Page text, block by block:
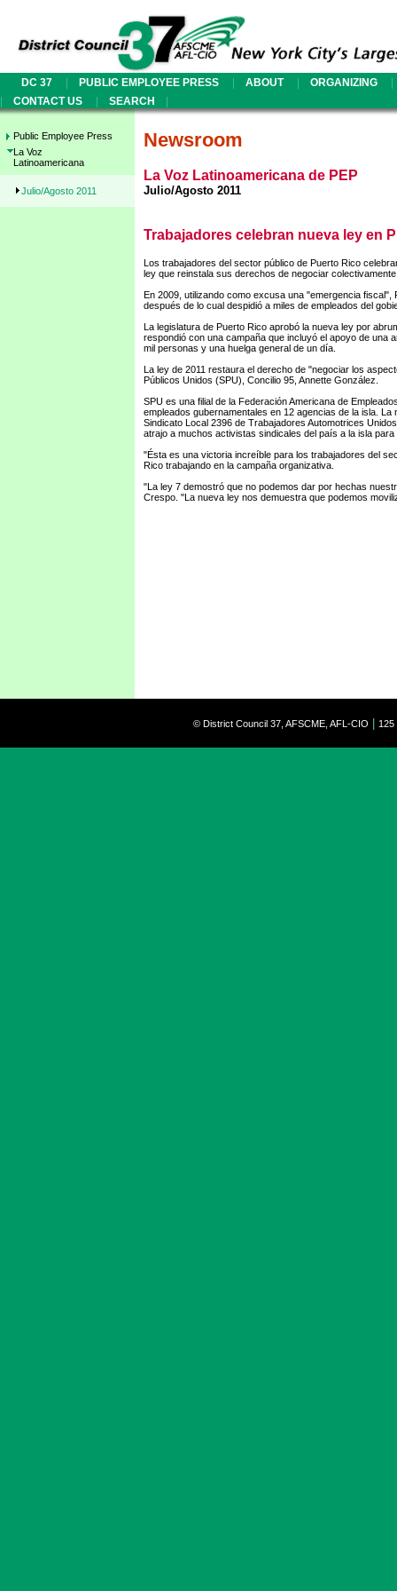
DC 37 | PUBLIC EMPLOYEE PRESS | ABOUT | ORGANIZING
|
|
CONTACT US | SEARCH |
Public Employee Press
La Voz
Latinoamericana
Julio/Agosto 2011
Newsroom
La Voz Latinoamericana de PEP
Julio/Agosto 2011
Trabajadores celebran nueva ley en
Los trabajadores del sector público de Puerto Rico
ley que reinstala sus derechos de negociar
En 2009, utilizando como excusa una "emergencia
después de lo cual despidió a miles de empleados del
La legislatura de Puerto Rico aprobó la nueva ley por
respondió con una campaña que incluyó el apoyo de una
mil personas y una huelga general de un día.
La ley de 2011 restaura el derecho de "negociar los
Públicos Unidos (SPU), Concilio 95, Annette González.
SPU es una filial de la Federación Americana de
empleados gubernamentales en 12 agencias de la isla.
Sindicato Local 2396 de Trabajadores Automotrices
atrajo a muchos activistas sindicales del país a la isla
"Ésta es una victoria increíble para los trabajadores del
Rico trabajando en la campaña organizativa.
"La ley 7 demostró que no podemos dar por hechas
Crespo. "La nueva ley nos demuestra que podemos
© District Council 37, AFSCME, AFL-CIO 125